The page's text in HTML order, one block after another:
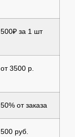
500₽ за 1 шт
от 3500 р.
50% от заказа
500 руб.